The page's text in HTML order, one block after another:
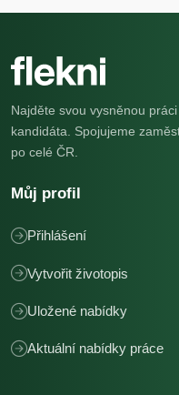
Najděte svou vysněnou
kandidáta. Spojujeme
po celé ČR.
Můj profil
Přihlášení
Vytvořit životopis
Uložené nabídky
Aktuální nabídky práce